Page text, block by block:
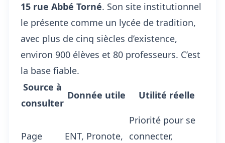
15 rue Abbé Torné. Son site institutionnel
le présente comme un lycée de tradition,
avec plus de cinq siècles d’existence,
environ 900 élèves et 80 professeurs. C’est
la base fiable.
Source à
consulter
Donnée utile Utilité réelle
Page
ENT, Pronote,
Priorité pour se
connecter,